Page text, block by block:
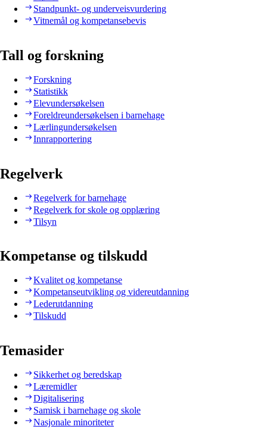
Standpunkt- og underveisvurdering
Vitnemål og kompetansebevis
Tall og forskning
Forskning
Statistikk
Elevundersøkelsen
Foreldreundersøkelsen i barnehage
Lærlingundersøkelsen
Innrapportering
Regelverk
Regelverk for barnehage
Regelverk for skole og opplæring
Tilsyn
Kompetanse og tilskudd
Kvalitet og kompetanse
Kompetanseutvikling og videreutdanning
Lederutdanning
Tilskudd
Temasider
Sikkerhet og beredskap
Læremidler
Digitalisering
Samisk i barnehage og skole
Nasjonale minoriteter